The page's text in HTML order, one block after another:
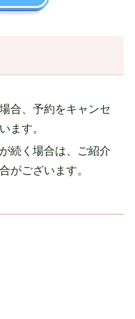
合、予約をキャンセ
ます。
続く場合は、ご紹介
がございます。